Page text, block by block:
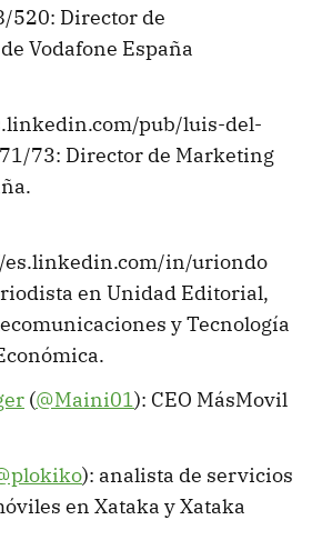
520: Director de
Vodafone España
pub/luis-del-
73: Director de Marketing
es.linkedin.com/in/uriondo
en Unidad Editorial,
y Tecnología
(@Maini01): CEO MásMovil
): analista de servicios
en Xataka y Xataka